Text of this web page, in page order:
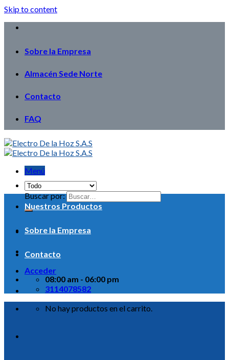
Skip to content
Sobre la Empresa
Almacén Sede Norte
Contacto
FAQ
Menú
Buscar por:
Acceder
No hay productos en el carrito.
Nuestros Productos
Sobre la Empresa
Contacto
08:00 am - 06:00 pm
3114078582